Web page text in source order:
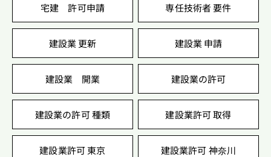
宅建 許可申請 専任技術者 要件
建設業 更新 建設業 申請
建設業 開業 建設業の許可
建設業の許可 種類 建設業許可 取得
建設業許可 東京 建設業許可 神奈川